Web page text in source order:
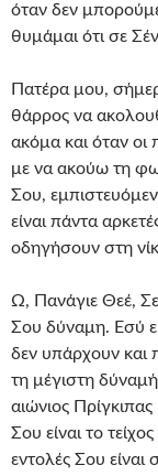
όταν δεν
θυμάμαι ότι σε
Πατέρα μου,
θάρρος να
ακόμα και όταν οι
με να ακούω τη
Σου,
είναι πάντα
οδηγήσουν στη
Ω, Πανάγιε Θεέ, Σε
Σου δύναμη. Εσύ
δεν υπάρχουν και
τη μέγιστη
αιώνιος
Σου είναι το
εντολές Σου